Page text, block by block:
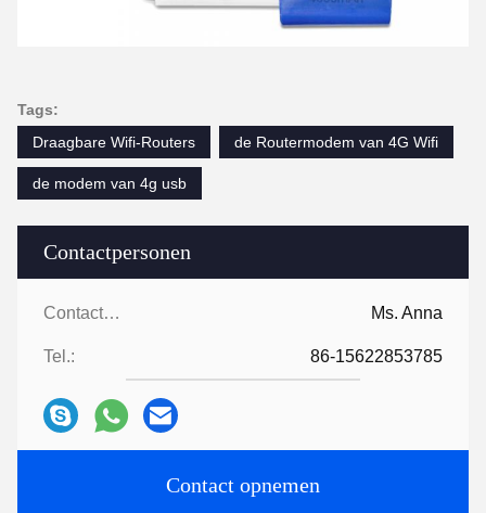
Contactpersonen
Contactpersonen: Ms. Anna
Tel.: 86-15622853785
Contact opnemen
Tags:
Draagbare Wifi-Routers
de Routermodem van 4G Wifi
de modem van 4g usb